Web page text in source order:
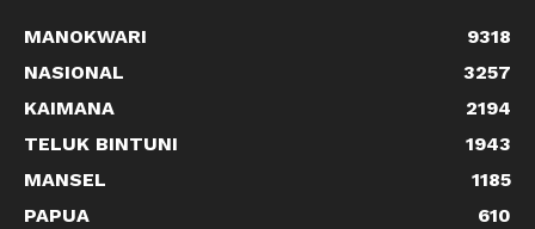
MANOKWARI
9318
NASIONAL
3257
KAIMANA
2194
TELUK BINTUNI
1943
MANSEL
1185
PAPUA
610